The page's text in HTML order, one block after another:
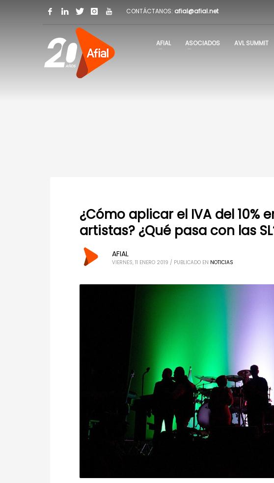
CONTÁCTANOS: afial@afial.net
AFIAL ASOCIADOS AVL SUMMIT
¿Cómo aplicar el IVA del 10%
artistas? ¿Qué pasa con las
AFIAL
VIERNES, 11 ENERO 2019 / PUBLICADO EN NOTICIAS